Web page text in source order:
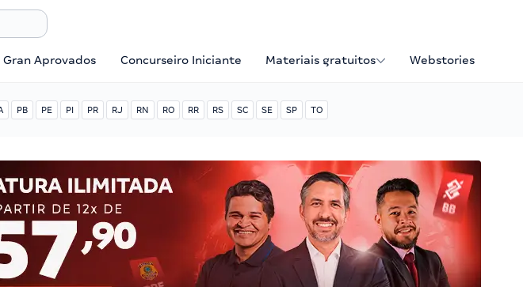
Gran Aprovados Concurseiro Iniciante Materiais gratuitos Webstories
PB PE PI PR RJ RN RO RR RS SC SE SP TO